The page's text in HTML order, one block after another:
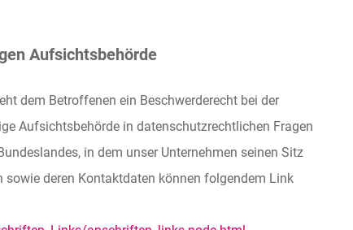
Aufsichtsbehörde
dem Betroffenen ein Beschwerderecht bei der
Aufsichtsbehörde in datenschutzrechtlichen Fragen
in dem unser Unternehmen seinen Sitz
deren Kontaktdaten können folgendem Link